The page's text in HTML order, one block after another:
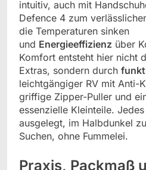
intuitiv, auch mit
Defence 4 zum
die Temperaturen sinken
und Energieeffizienz über
Komfort entsteht hier nicht
Extras, sondern durch
leichtgängiger RV mit Anti-
griffige Zipper-Puller und
essenzielle Kleinteile.
ausgelegt, im Halbdunkel
Suchen, ohne Fummelei.
Praxis, Packmaß